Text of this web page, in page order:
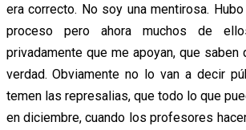
era correcto. No soy una mentirosa.
proceso pero ahora muchos de
privadamente que me apoyan, que saben
verdad. Obviamente no lo van a decir
temen las represalias, que todo lo que
en diciembre, cuando los profesores